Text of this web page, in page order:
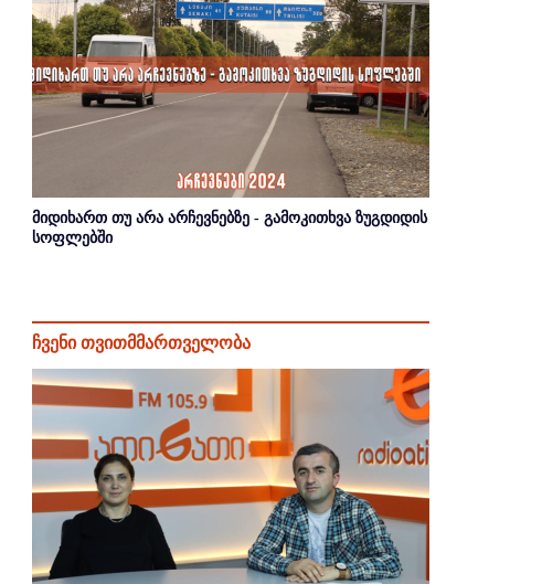
მიდიხართ თუ არა არჩევნებზე - გამოკითხვა ზუგდიდის
სოფლებში
ჩვენი თვითმმართველობა